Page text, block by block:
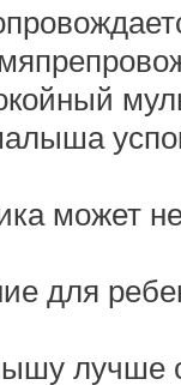
может
для